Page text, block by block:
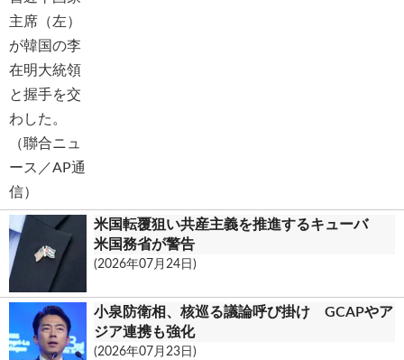
米国転覆狙い共産主義を推進するキューバ
米国務省が警告
(2026年07月24日)
小泉防衛相、核巡る議論呼び掛け GCAPやア
ジア連携も強化
(2026年07月23日)